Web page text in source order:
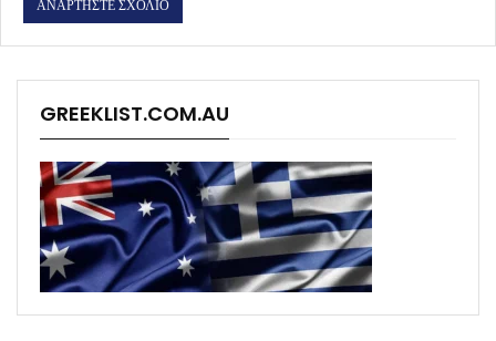
GREEKLIST.COM.AU